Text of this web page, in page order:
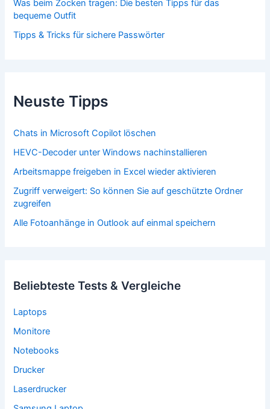
Was beim Zocken tragen: Die besten Tipps für das
bequeme Outfit
Tipps & Tricks für sichere Passwörter
Neuste Tipps
Chats in Microsoft Copilot löschen
HEVC-Decoder unter Windows nachinstallieren
Arbeitsmappe freigeben in Excel wieder aktivieren
Zugriff verweigert: So können Sie auf geschützte Ordner
zugreifen
Alle Fotoanhänge in Outlook auf einmal speichern
Beliebteste Tests & Vergleiche
Laptops
Monitore
Notebooks
Drucker
Laserdrucker